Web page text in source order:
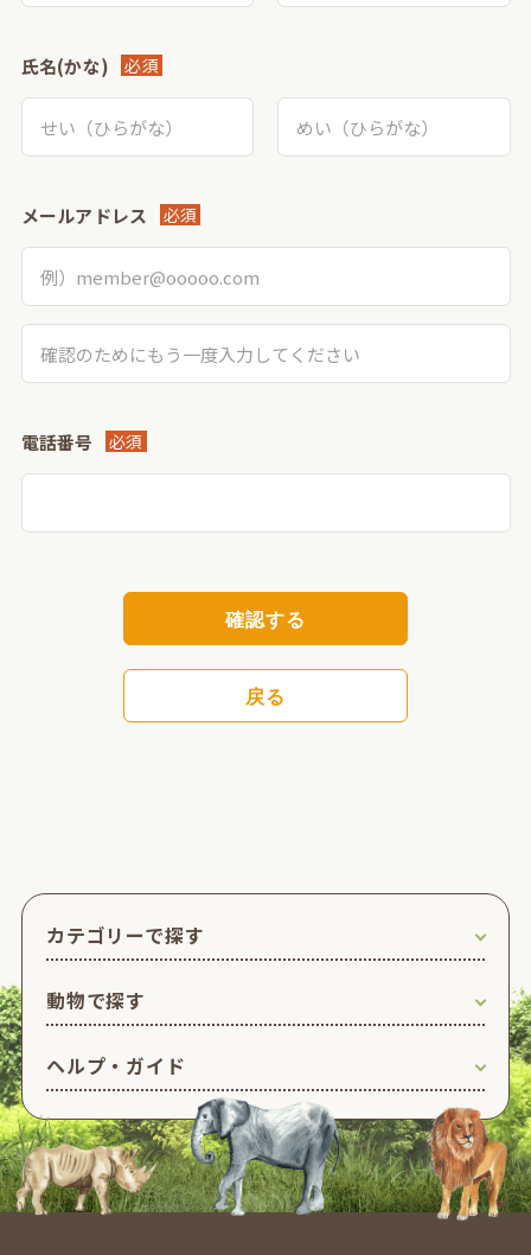
氏名(かな) 必須
メールアドレス 必須
電話番号 必須
戻る
確認する
カテゴリーで探す
動物で探す
ヘルプ・ガイド